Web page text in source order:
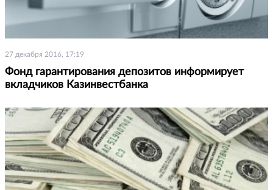
27 декабря 2016, 17:19
Фонд гарантирования депозитов информирует
вкладчиков Казинвестбанка